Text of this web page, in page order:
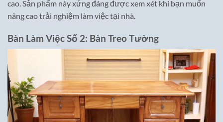
cao. Sản phẩm này xứng đáng được xem xét khi bạn muốn
nâng cao trải nghiệm làm việc tại nhà.
Bàn Làm Việc Số 2: Bàn Treo Tường